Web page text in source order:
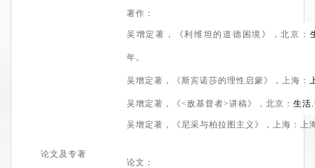
论文及专著
著作 ：
吴 增定著 ，《利维坦的道德困境 》 ，北京：
年。
吴增定著 ， 《斯宾诺莎的理性启蒙》，上海：
吴增定著 ，《<敌基督者>讲稿 》，北京： 生活
吴增定著 ， 《尼采与柏拉图主义》 ， 上海：上
论文 ：